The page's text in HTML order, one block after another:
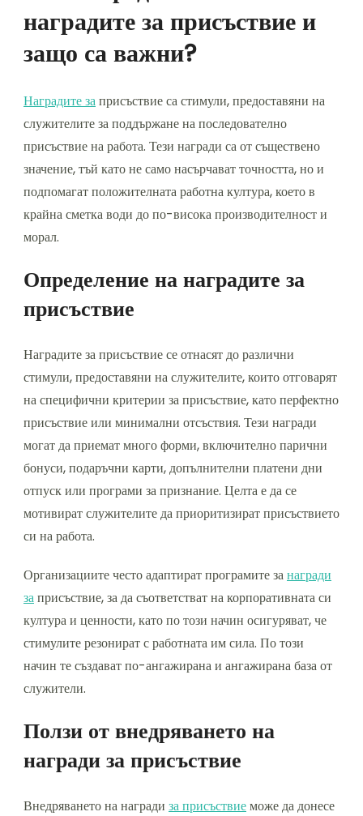
наградите за присъствие и
защо са важни?
Наградите заприсъствие са стимули, предоставяни на
служителите за поддържане на последователно
присъствие на работа. Тези награди са от съществено
значение, тъй като не само насърчават точността, но и
подпомагат положителната работна култура, което в
крайна сметка води до по-висока производителност и
морал.
Определение на наградите за
присъствие
Наградите за присъствие се отнасят до различни
стимули, предоставяни на служителите, които отговарят
на специфични критерии за присъствие, като перфектно
присъствие или минимални отсъствия. Тези награди
могат да приемат много форми, включително парични
бонуси, подаръчни карти, допълнителни платени дни
отпуск или програми за признание. Целта е да се
мотивират служителите да приоритизират присъствието
си на работа.
Организациите често адаптират програмите занагради
заприсъствие, за да съответстват на корпоративната си
култура и ценности, като по този начин осигуряват, че
стимулите резонират с работната им сила. По този
начин те създават по-ангажирана и ангажирана база от
служители.
Ползи от внедряването на
награди за присъствие
Внедряването на награди за присъствиеможе да донесе